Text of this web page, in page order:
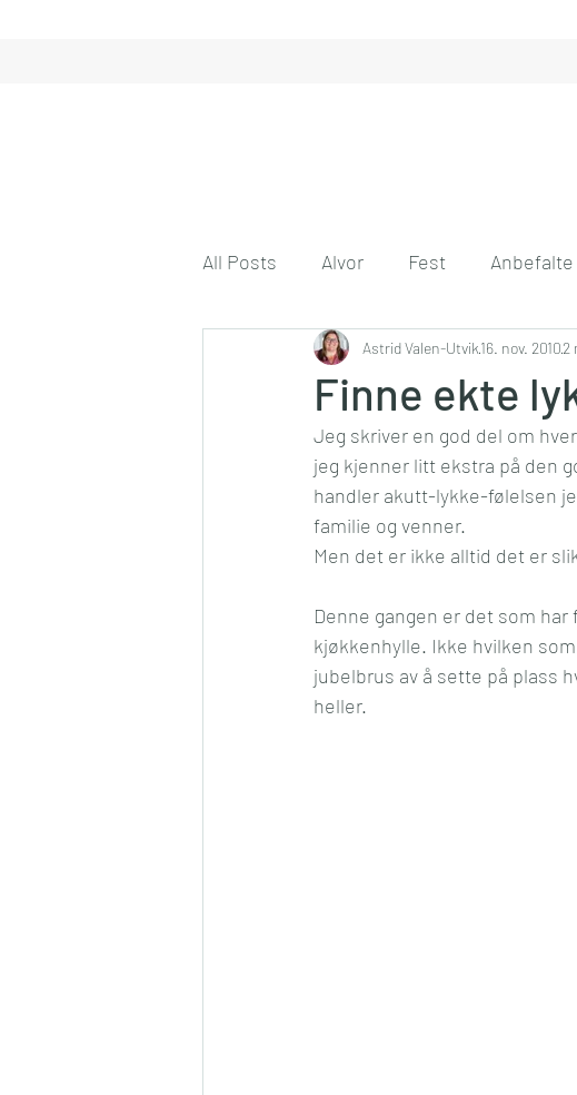
All Posts Alvor Fest
Gode tanker Engasjement
Gode venner Husmor på vift
Konkurranse Jul
Romantikk Samfunn
Finne ekte
Astrid Valen-Utvik16. nov. 20102
Jeg skriver en god del om
jeg kjenner litt ekstra på den
handler akutt-lykke-følelsen
familie og venner.
Men det er ikke alltid det er
Denne gangen er det som
kjøkkenhylle. Ikke hvilken
jubelbrus av å sette på plass
heller.